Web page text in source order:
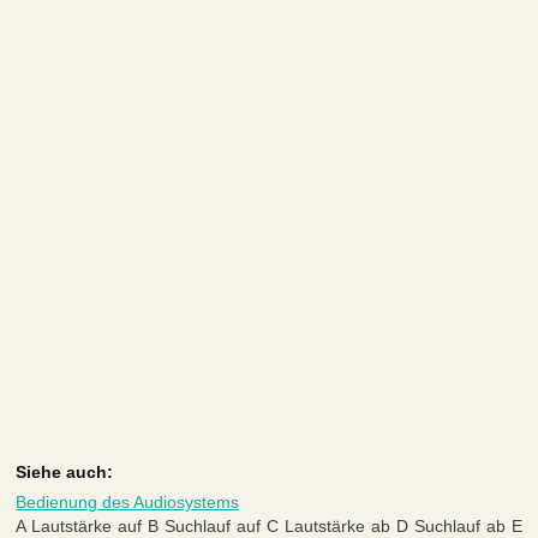
Siehe auch:
Bedienung des Audiosystems
A Lautstärke auf B Suchlauf auf C Lautstärke ab D Suchlauf ab E